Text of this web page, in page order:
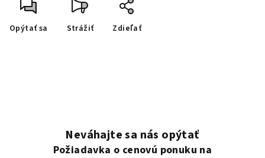
Opýtať sa Strážiť Zdieľať
Neváhajte sa nás opýtať
Požiadavka o cenovú ponuku na